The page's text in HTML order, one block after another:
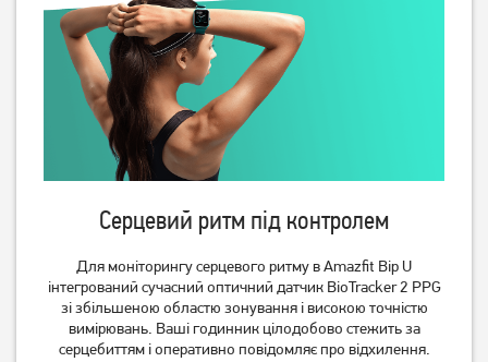
Смарт-годинник Gelius GP-
SW016 Tactical Heavy Silver
Смарт-годинник Gelius Pro
GP-SW008 Black
Серцевий ритм під контролем
Для моніторингу серцевого ритму в Amazfit Bip U
інтегрований сучасний оптичний датчик BioTracker 2 PPG
зі збільшеною областю зонування і високою точністю
вимірювань. Ваші годинник цілодобово стежить за
серцебиттям і оперативно повідомляє про відхилення.